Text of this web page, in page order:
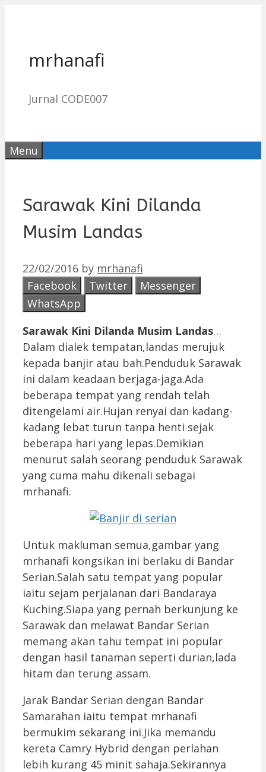
mrhanafi
Jurnal CODE007
Menu
Sarawak Kini Dilanda
Musim Landas
22/02/2016 by mrhanafi
Facebook
Twitter
Messenger
WhatsApp
Sarawak Kini Dilanda Musim Landas…
Dalam dialek tempatan,landas merujuk
kepada banjir atau bah.Penduduk Sarawak
ini dalam keadaan berjaga-jaga.Ada
beberapa tempat yang rendah telah
ditengelami air.Hujan renyai dan kadang-
kadang lebat turun tanpa henti sejak
beberapa hari yang lepas.Demikian
menurut salah seorang penduduk Sarawak
yang cuma mahu dikenali sebagai
mrhanafi.
Untuk makluman semua,gambar yang
mrhanafi kongsikan ini berlaku di Bandar
Serian.Salah satu tempat yang popular
iaitu sejam perjalanan dari Bandaraya
Kuching.Siapa yang pernah berkunjung ke
Sarawak dan melawat Bandar Serian
memang akan tahu tempat ini popular
dengan hasil tanaman seperti durian,lada
hitam dan terung assam.
Jarak Bandar Serian dengan Bandar
Samarahan iaitu tempat mrhanafi
bermukim sekarang ini.Jika memandu
kereta Camry Hybrid dengan perlahan
lebih kurang 45 minit sahaja.Sekirannya